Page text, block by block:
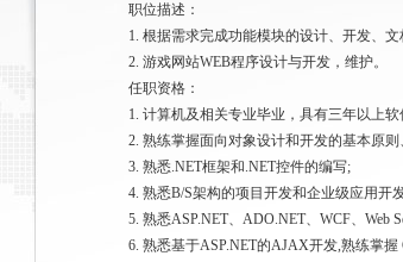
职位描述：
1. 根据需求完成功能模块的设计、开发、文
2. 游戏网站WEB程序设计与开发，维护。
任职资格：
1. 计算机及相关专业毕业，具有三年以上软
2. 熟练掌握面向对象设计和开发的基本原则
3. 熟悉.NET框架和.NET控件的编写;
4. 熟悉B/S架构的项目开发和企业级应用开
5. 熟悉ASP.NET、ADO.NET、WCF、Web
6. 熟悉基于ASP.NET的AJAX开发,熟练掌握